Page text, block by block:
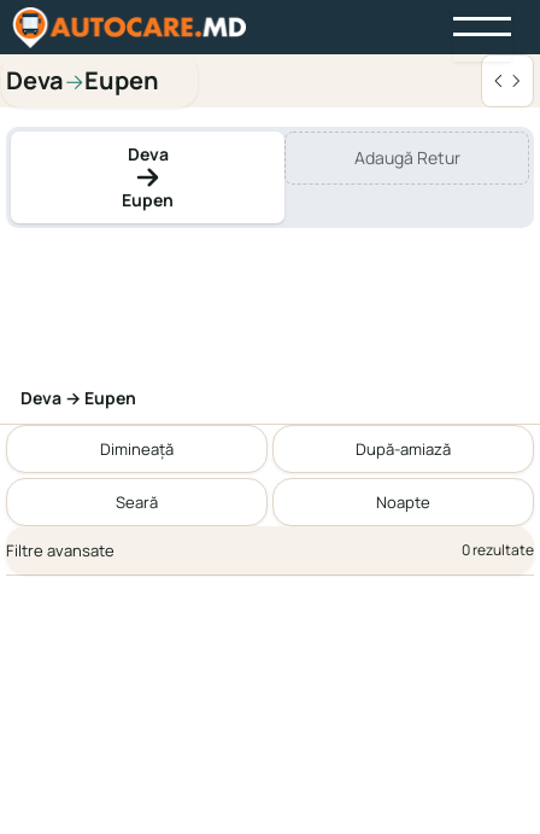
Deva→Eupen
Deva
Eupen
Adaugă Retur
Deva → Eupen
Dimineață După-amiază
Seară Noapte
Filtre avansate 0 rezultate